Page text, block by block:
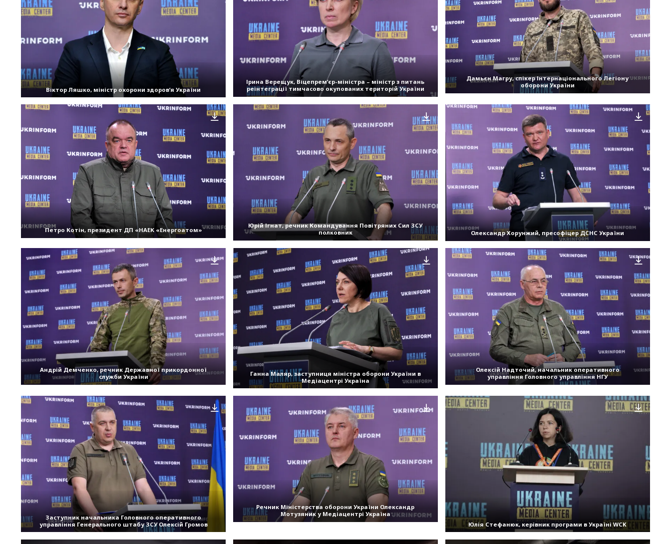
Віктор Ляшко, міністр охорони здоров’я України
Ірина Верещук, Віцепрем’єр-міністра – міністр з питань
реінтеграції тимчасово окупованих територій України
Дамьєн Магру, спікер Інтернаціонального Легіону
оборони України
Петро Котін, президент ДП «НАЕК «Енергоатом»
Юрій Ігнат, речник Командування Повітряних Сил ЗСУ
полковник
Олександр Хорунжий, пресофіцер ДСНС України
Андрій Демченко, речник Державної прикордонної
служби України
Ганна Маляр, заступниця міністра оборони України в
Медіацентрі Україна
Олексій Надточий, начальник оперативного
управління Головного управління НГУ
Заступник начальника Головного оперативного
управління Генерального штабу ЗСУ Олексій Громов
Речник Міністерства оборони України Олександр
Мотузяник у Медіацентрі Україна
Юлія Стефанюк, керівник програми в Україні WCK